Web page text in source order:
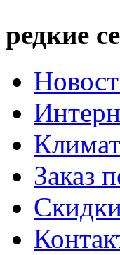
редкие
Заказ